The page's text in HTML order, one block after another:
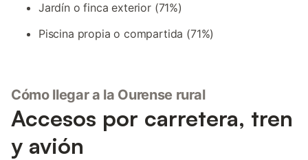
Jardín o finca exterior (71%)
Piscina propia o compartida (71%)
Cómo llegar a la Ourense rural
Accesos por carretera, tren
y avión